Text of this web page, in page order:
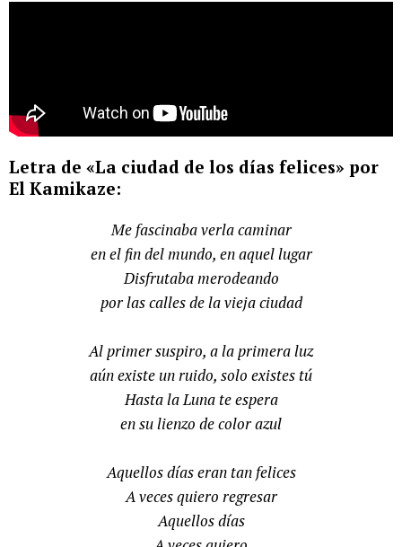
Letra de «La ciudad de los días felices» por
El Kamikaze:
Me fascinaba verla caminar
en el fin del mundo, en aquel lugar
Disfrutaba merodeando
por las calles de la vieja ciudad
Al primer suspiro, a la primera luz
aún existe un ruido, solo existes tú
Hasta la Luna te espera
en su lienzo de color azul
Aquellos días eran tan felices
A veces quiero regresar
Aquellos días